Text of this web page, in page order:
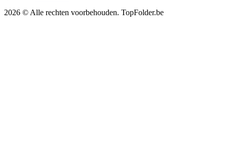
2026 © Alle rechten voorbehouden. TopFolder.be